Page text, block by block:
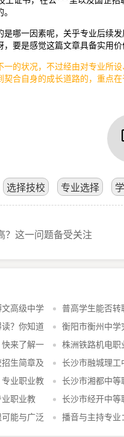
是哪一因素呢，关乎专业后续
，要是感觉这篇文章具备实用
一的状况，不过经由对专业所
契合自身的成长道路的，重点
选择技校 专业选择
？这一问题备受关注
高级中学 普高学生能否转
？你知道
衡阳市衡州中学
来了解一
株洲铁路机电职
生简章及
长沙市融城理工
育，成就未来
业职业教
长沙市湘都中等
育培训基地
职业教
长沙市经开中等
养技术人才的优质
能与广泛
播音与主持专业